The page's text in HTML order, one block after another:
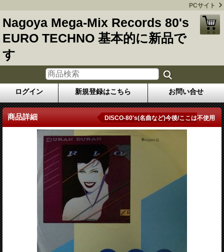
PCサイト
Nagoya Mega-Mix Records 80's
EURO TECHNO 基本的に新品で
す
ログイン 新規登録はこちら お問い合せ
商品詳細 DISCO-80's(名曲など)今後/ここは不使用